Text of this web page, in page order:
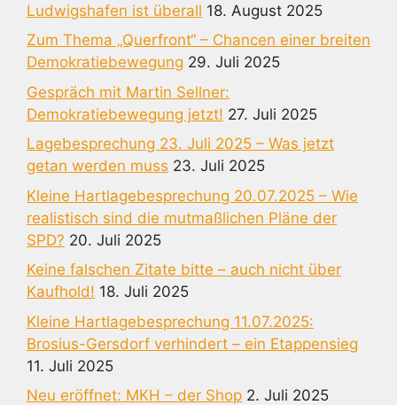
Ludwigshafen ist überall 18. August 2025
Zum Thema „Querfront“ – Chancen einer breiten
Demokratiebewegung 29. Juli 2025
Gespräch mit Martin Sellner:
Demokratiebewegung jetzt! 27. Juli 2025
Lagebesprechung 23. Juli 2025 – Was jetzt
getan werden muss 23. Juli 2025
Kleine Hartlagebesprechung 20.07.2025 – Wie
realistisch sind die mutmaßlichen Pläne der
SPD? 20. Juli 2025
Keine falschen Zitate bitte – auch nicht über
Kaufhold! 18. Juli 2025
Kleine Hartlagebesprechung 11.07.2025:
Brosius-Gersdorf verhindert – ein Etappensieg
11. Juli 2025
Neu eröffnet: MKH – der Shop 2. Juli 2025